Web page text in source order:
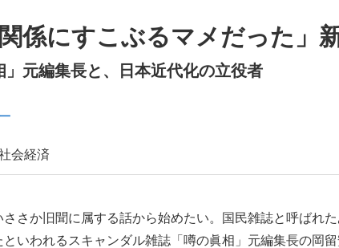
あのとき、私のいま
の誕生を、目撃せよ。
関係にすこぶるマメだった」
」元編集長と、日本近代化の立役者
会経済
さか旧聞に属する話から始めたい。国民雑誌と呼ばれ
といわれるスキャンダル雑誌「噂の眞相」元編集長の岡